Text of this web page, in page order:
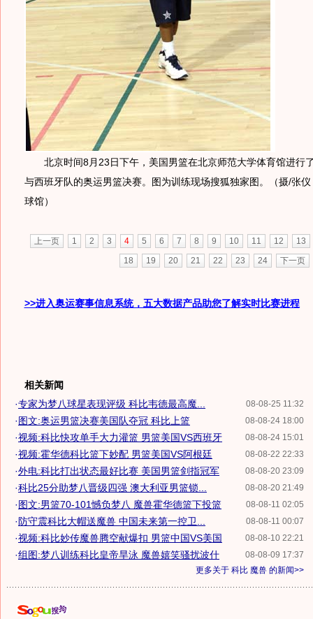
北京时间8月23日下午，美国男篮在北京师范大学体育馆进行
与西班牙队的奥运男篮决赛。图为训练现场搜狐独家图。（摄/张
球馆）
上一页 1 2 3 4 5 6 7 8 9 10 11 12
13
18
19 20 21 22 23 24 下一页
>>进入奥运赛事信息系统，五大数据产品助您了解实时比赛进程
相关新闻
08-08-25 11:32
·专家为梦八球星表现评级 科比韦德最高魔...
08-08-24 18:00
·图文:奥运男篮决赛美国队夺冠 科比上篮
08-08-24 15:01
·视频:科比快攻单手大力灌篮 男篮美国VS西班牙
08-08-22 22:33
·视频:霍华德科比篮下妙配 男篮美国VS阿根廷
08-08-20 23:09
·外电:科比打出状态最好比赛 美国男篮剑指冠军
08-08-20 21:49
·科比25分助梦八晋级四强 澳大利亚男篮锁...
08-08-11 02:05
·图文:男篮70-101憾负梦八 魔兽霍华德篮下投篮
08-08-11 00:07
·防守震科比大帽送魔兽 中国未来第一控卫...
08-08-10 22:21
·视频:科比妙传魔兽腾空献爆扣 男篮中国VS美国
08-08-09 17:37
·组图:梦八训练科比皇帝旱泳 魔兽嬉笑骚扰波什
更多关于 科比 魔兽 的新闻>>